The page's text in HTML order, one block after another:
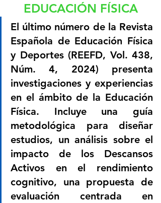
EDUCACIÓN FÍSICA
El último número de la Revista
Española de Educación Física
y Deportes (REEFD, Vol. 438,
Núm. 4, 2024) presenta
investigaciones y experiencias
en el ámbito de la Educación
Física. Incluye una guía
metodológica para diseñar
estudios, un análisis sobre el
impacto de los Descansos
Activos en el rendimiento
cognitivo, una propuesta de
evaluación centrada en